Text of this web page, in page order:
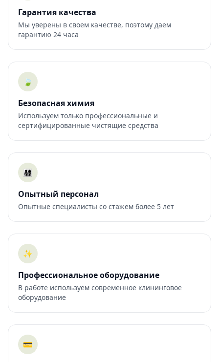
Гарантия качества
Мы уверены в своем качестве, поэтому даем
гарантию 24 часа
🍃
Безопасная химия
Используем только профессиональные и
сертифицированные чистящие средства
👨‍👩‍👧‍👦
Опытный персонал
Опытные специалисты со стажем более 5 лет
✨
Профессиональное оборудование
В работе используем современное клининговое
оборудование
💳